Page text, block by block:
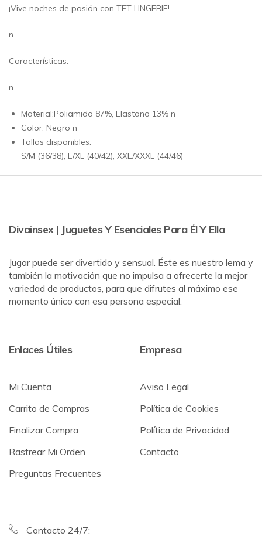
¡Vive noches de pasión con TET LINGERIE!
n
Características:
n
Material:Poliamida 87%, Elastano 13% n
Color: Negro n
Tallas disponibles:
S/M (36/38), L/XL (40/42), XXL/XXXL (44/46)
Divainsex | Juguetes Y Esenciales Para Él Y Ella
Jugar puede ser divertido y sensual. Éste es nuestro lema y
también la motivación que no impulsa a ofrecerte la mejor
variedad de productos, para que difrutes al máximo ese
momento único con esa persona especial.
Enlaces Útiles
Mi Cuenta
Carrito de Compras
Finalizar Compra
Rastrear Mi Orden
Preguntas Frecuentes
Empresa
Aviso Legal
Política de Cookies
Política de Privacidad
Contacto
Contacto 24/7: